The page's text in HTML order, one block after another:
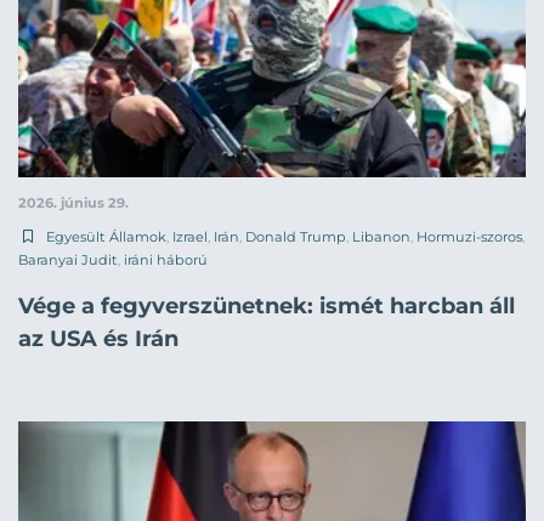
2026. június 29.
Egyesült Államok Izrael Irán Donald Trump Libanon Hormuzi-szoros
Baranyai Judit iráni háború
Vége a fegyverszünetnek: ismét harcban áll
az USA és Irán